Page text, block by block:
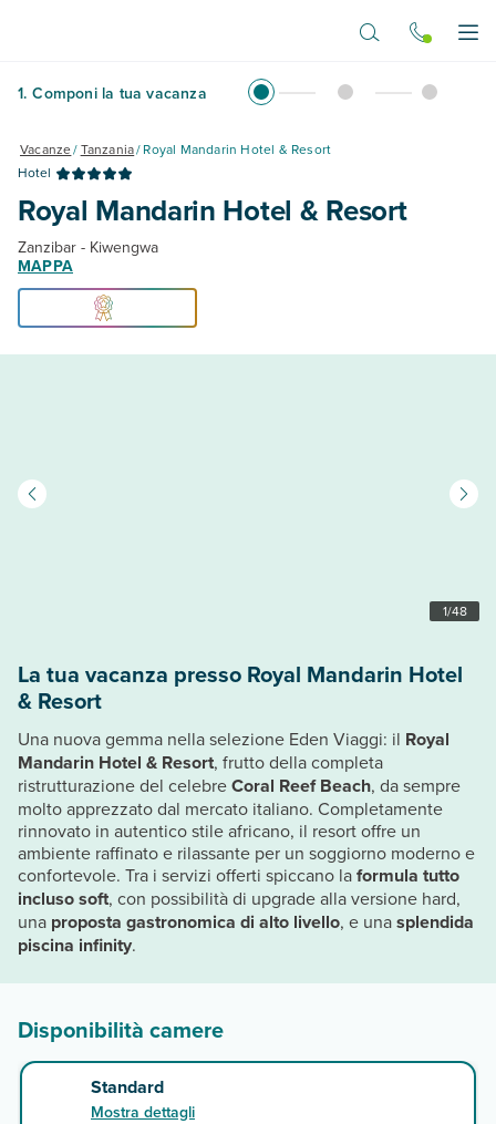
1. Componi la tua vacanza
Vacanze/Tanzania/Royal Mandarin Hotel & Resort
Hotel
Royal Mandarin Hotel & Resort
Zanzibar - Kiwengwa
MAPPA
1/48
La tua vacanza presso Royal Mandarin Hotel
& Resort
Una nuova gemma nella selezione Eden Viaggi: il Royal
Mandarin Hotel & Resort, frutto della completa
ristrutturazione del celebreCoral Reef Beach, da sempre
molto apprezzato dal mercato italiano. Completamente
rinnovato in autentico stile africano, il resort offre un
ambiente raffinato e rilassante per un soggiorno moderno e
confortevole. Tra i servizi offerti spiccano laformula tutto
incluso soft, con possibilità di upgrade alla versione hard,
una proposta gastronomica di alto livello, e unasplendida
piscina infinity.
Disponibilità camere
Standard
Mostra dettagli